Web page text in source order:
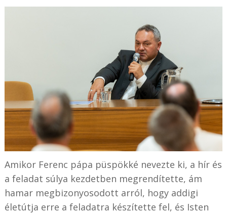
Amikor Ferenc pápa püspökké nevezte ki, a hír és
a feladat súlya kezdetben megrendítette, ám
hamar megbizonyosodott arról, hogy addigi
életútja erre a feladatra készítette fel, és Isten